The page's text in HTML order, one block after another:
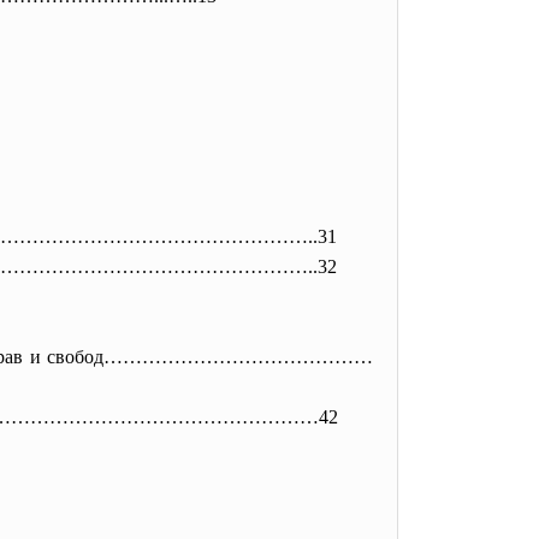
…..31
…………………..32
прав и свобод……………………………………
в РФ……………………………………………………42